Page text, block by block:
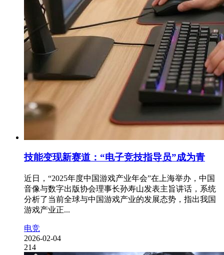
技能变现新赛道：“电子竞技指导员”成为青
近日，“2025年度中国游戏产业年会”在上海举办，中国
音像与数字出版协会理事长孙寿山发表主旨讲话，系统
分析了当前全球与中国游戏产业的发展态势，指出我国
游戏产业正...
电竞
2026-02-04
214